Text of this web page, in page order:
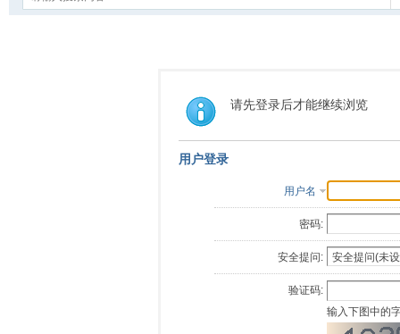
请先登录后才能继续浏览
用户登录
用户名
密码:
安全提问:
验证码:
输入下图中的